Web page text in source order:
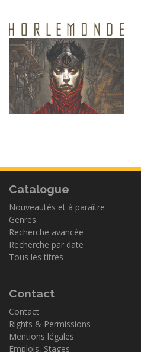
Catalogue
Nouveautés et à paraître
Genres
Recherche avancée
Recherche par date
Tous les titres
Contact
Contact
Rights & Permissions
Mentions légales
Emplois, Stages